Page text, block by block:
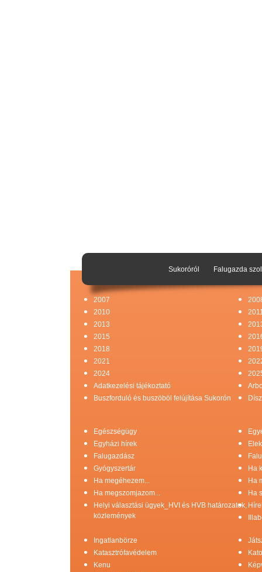
2007
2010
2013
2015
2018
2021
2024
Adatkezelési tájékoztató
Buszforduló és buszöböl felújítása Sukorón
Egészségügy
Egyházi hírek
Falugazdász
Gyógyszertár
Ha
Ha megéhezem...
Ha
Ha megszomjazom...
Ha
Helyi választási ügyek_HVI és HVB határozatok,
közlemények
Ingatlanbörze
Katasztrófavédelem
Kenu
Sukoróról Falugazda